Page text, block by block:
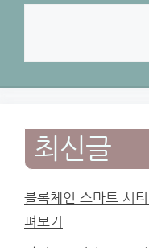
최신글
블록체인 스마트 시
펴보기